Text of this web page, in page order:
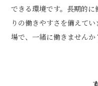
できる環境です。長期的
りの働きやすさを備えて
場で、一緒に働きませんか